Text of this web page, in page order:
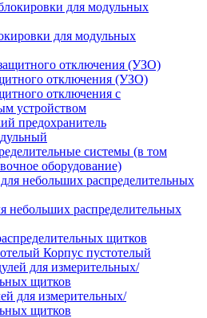
для модульных
отключения (УЗО)
отключения с
устройством
предохранитель
системы (в том
оборудование)
небольших распределительных
щитков
Корпус пустотелый
для измерительных/
щитков